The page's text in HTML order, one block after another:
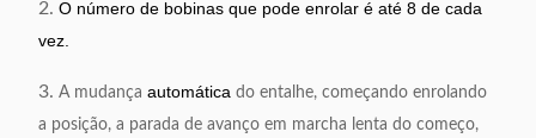
2. O número de bobinas que pode enrolar é até 8 de cada
vez.
3. A mudança automática do entalhe, começando enrolando
a posição, a parada de avanço em marcha lenta do começo,